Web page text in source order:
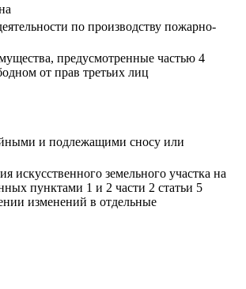
по производству пожарно-
предусмотренные частью 4
от прав третьих лиц
и подлежащими сносу или
искусственного земельного участка на
пунктами 1 и 2 части 2 статьи 5
изменений в отдельные